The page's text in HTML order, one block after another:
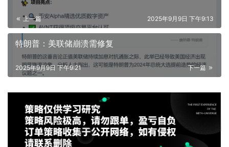
上一篇 2025年9月9日 下午9:13
特朗普：美联储崩溃需修复
下一篇
2025年9月9日 下午9:21